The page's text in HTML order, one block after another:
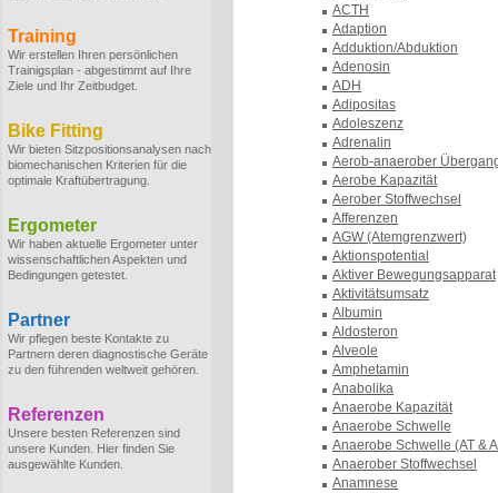
Training
Wir erstellen Ihren persönlichen
Trainigsplan - abgestimmt auf Ihre
Ziele und Ihr Zeitbudget.
Bike Fitting
Wir bieten Sitzpositionsanalysen nach
biomechanischen Kriterien für die
optimale Kraftübertragung.
Ergometer
Wir haben aktuelle Ergometer unter
wissenschaftlichen Aspekten und
Bedingungen getestet.
Partner
Wir pflegen beste Kontakte zu
Partnern deren diagnostische Geräte
zu den führenden weltweit gehören.
Referenzen
Unsere besten Referenzen sind
unsere Kunden. Hier finden Sie
ausgewählte Kunden.
ACTH
Adaption
Adduktion/Abduktion
Adenosin
ADH
Adipositas
Adoleszenz
Adrenalin
Aerob-anaerober
Aerobe Kapazität
Aerober Stoffwechsel
Afferenzen
AGW (Atemgrenzwert)
Aktionspotential
Aktiver Bewegungsapparat
Aktivitätsumsatz
Albumin
Aldosteron
Alveole
Amphetamin
Anabolika
Anaerobe Kapazität
Anaerobe Schwelle
Anaerobe Schwelle (AT &
Anaerober Stoffwechsel
Anamnese